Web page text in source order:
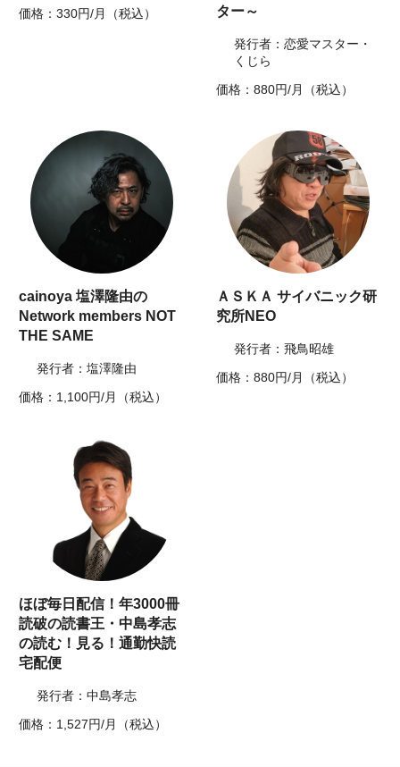
価格：330円/月（税込）
ター～
発行者：恋愛マスター・
くじら
価格：880円/月（税込）
cainoya 塩澤隆由の
Network members NOT
THE SAME
発行者：塩澤隆由
価格：1,100円/月（税込）
ＡＳＫＡ サイバニック研
究所NEO
発行者：飛鳥昭雄
価格：880円/月（税込）
ほぼ毎日配信！年3000冊
読破の読書王・中島孝志
の読む！見る！通勤快読
宅配便
発行者：中島孝志
価格：1,527円/月（税込）